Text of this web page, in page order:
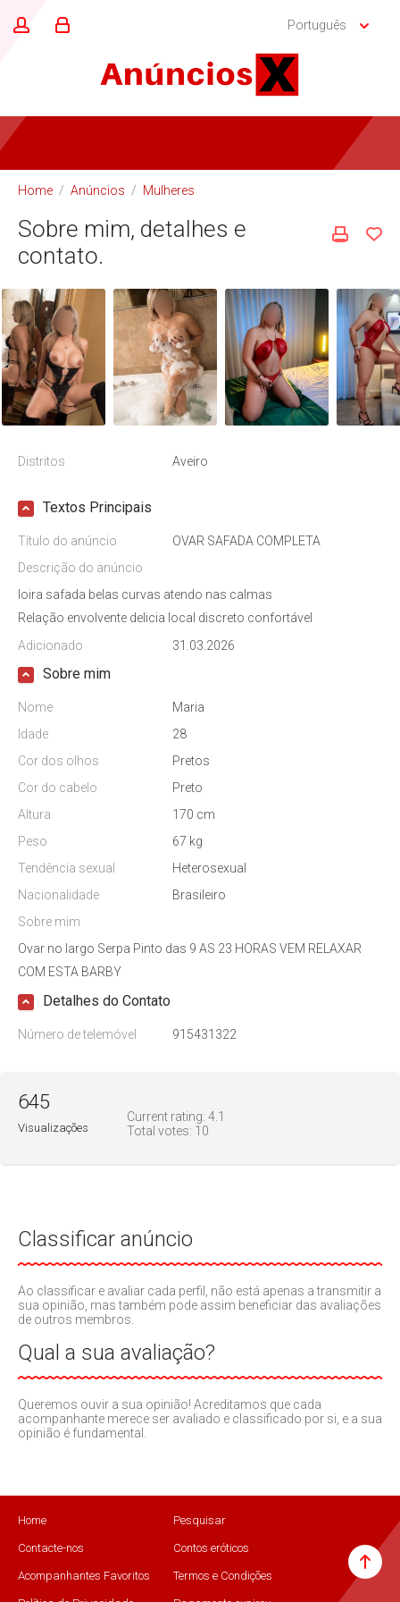
Português
Home / Anúncios / Mulheres
Sobre mim, detalhes e
contato.
Distritos Aveiro
Textos Principais
Título do anúncio
OVAR SAFADA COMPLETA
Descrição do anúncio
loira safada belas curvas atendo nas calmas
Relação envolvente delicia local discreto confortável
Adicionado
31.03.2026
Sobre mim
Nome
Maria
Idade
28
Cor dos olhos
Pretos
Cor do cabelo
Preto
Altura
170 cm
Peso
67 kg
Tendência sexual
Heterosexual
Nacionalidade
Brasileiro
Sobre mim
Ovar no largo Serpa Pinto das 9 AS 23 HORAS VEM RELAXAR
COM ESTA BARBY
Detalhes do Contato
Número de telemóvel 915431322
Current rating: 4.1
Total votes: 10
645
Visualizações
Classificar anúncio
Ao classificar e avaliar cada perfil, não está apenas a transmitir a
sua opinião, mas também pode assim beneficiar das avaliações
de outros membros.
Qual a sua avaliação?
Queremos ouvir a sua opinião! Acreditamos que cada
acompanhante merece ser avaliado e classificado por si, e a sua
opinião é fundamental.
Home Pesquisar
Contacte-nos Contos eróticos
Acompanhantes Favoritos Termos e Condições